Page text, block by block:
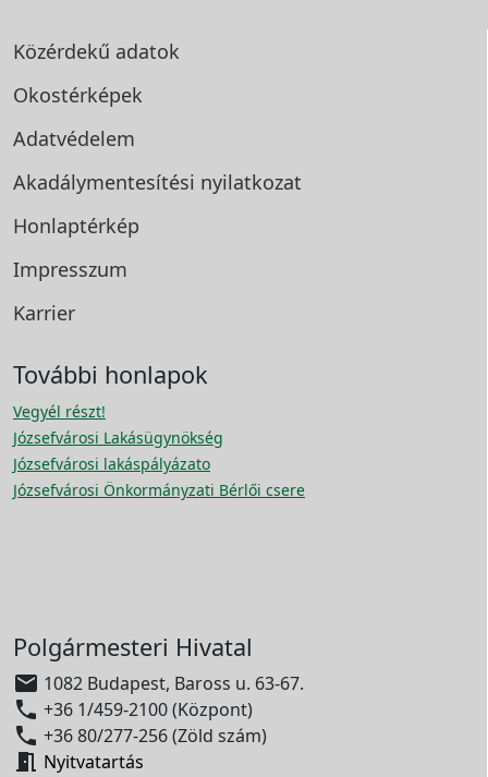
Közérdekű adatok
Okostérképek
Adatvédelem
Akadálymentesítési nyilatkozat
Honlaptérkép
Impresszum
Karrier
További honlapok
Vegyél részt!
Józsefvárosi Lakásügynökség
Józsefvárosi lakáspályázato
Józsefvárosi Önkormányzati Bérlői csere
Polgármesteri Hivatal
 1082 Budapest, Baross u. 63-67.
 +36 1/459-2100 (Központ)
 +36 80/277-256 (Zöld szám)
 Nyitvatartás